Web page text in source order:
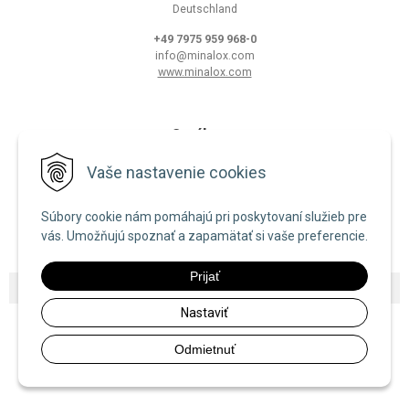
Vaše nastavenie cookies
Súbory cookie nám pomáhajú pri poskytovaní služieb pre
vás. Umožňujú spoznať a zapamätať si vaše preferencie.
Prijať
Nastaviť
Odmietnuť
Deutschland
+49 7975 959 968-0
info@minalox.com
www.minalox.com
O nákupe
Zásady používania cookies